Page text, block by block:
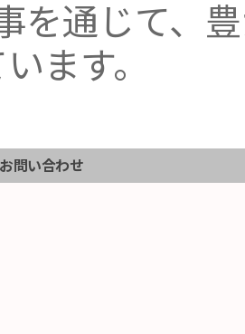
を通じて、
ます。
お問い合わせ